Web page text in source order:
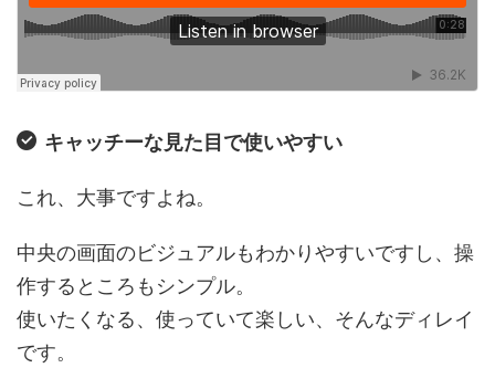
キャッチーな見た目で使いやすい
これ、大事ですよね。
中央の画面のビジュアルもわかりやすいですし、操
作するところもシンプル。
使いたくなる、使っていて楽しい、そんなディレイ
です。